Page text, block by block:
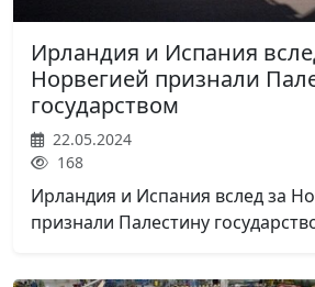
Ирландия и Испания
Норвегией признали
государством
22.05.2024
168
Ирландия и Испания вслед за
признали Палестину